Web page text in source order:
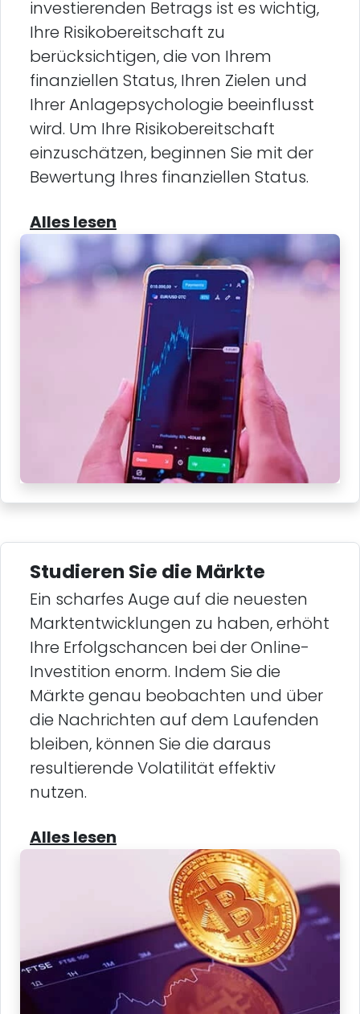
investierenden Betrags ist es wichtig,
Ihre Risikobereitschaft zu
berücksichtigen, die von Ihrem
finanziellen Status, Ihren Zielen und
Ihrer Anlagepsychologie beeinflusst
wird. Um Ihre Risikobereitschaft
einzuschätzen, beginnen Sie mit der
Bewertung Ihres finanziellen Status.
Alles lesen
Studieren Sie die Märkte
Ein scharfes Auge auf die neuesten
Marktentwicklungen zu haben, erhöht
Ihre Erfolgschancen bei der Online-
Investition enorm. Indem Sie die
Märkte genau beobachten und über
die Nachrichten auf dem Laufenden
bleiben, können Sie die daraus
resultierende Volatilität effektiv
nutzen.
Alles lesen